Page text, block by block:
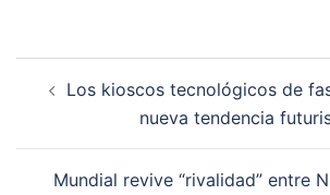
Los kioscos tecnológicos de
nueva tendencia
Mundial revive “rivalidad” entre